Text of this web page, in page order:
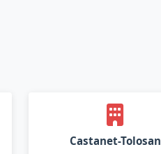
Castanet-Tolosan